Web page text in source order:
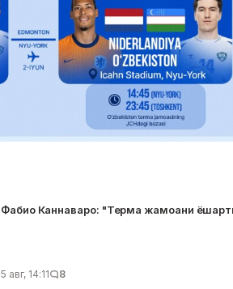
Фабио Каннаваро: "Терма жамоани
5 авг, 14:11 8